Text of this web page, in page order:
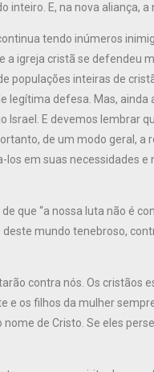
inteiro. E, na nova aliança, a
tendo inúmeros
a igreja cristã se defendeu
populações inteiras de
legítima defesa. Mas,
Israel. E devemos lembrar
de um modo geral, a
los em suas necessidades
que “a nossa luta não é
mundo tenebroso,
contra nós. Os cristãos
e os filhos da mulher
de Cristo. Se eles